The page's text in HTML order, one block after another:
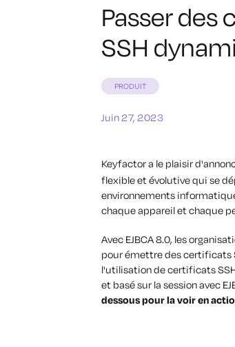
Passer des
SSH
PRODUIT
Juin 27, 2023
Keyfactor a le plaisir
flexible et évolutive qui se
environnements
chaque appareil et chaque
Avec EJBCA 8.0, les
pour émettre des certificats
l'utilisation de certificats
et basé sur la session avec
dessous pour la voir en